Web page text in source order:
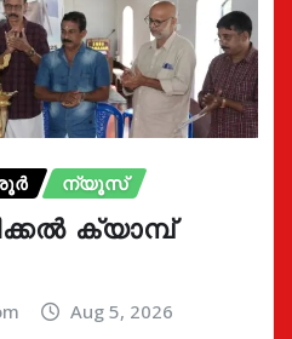
ന്യൂസ്
ക്യാമ്പ്
Aug 5, 2026